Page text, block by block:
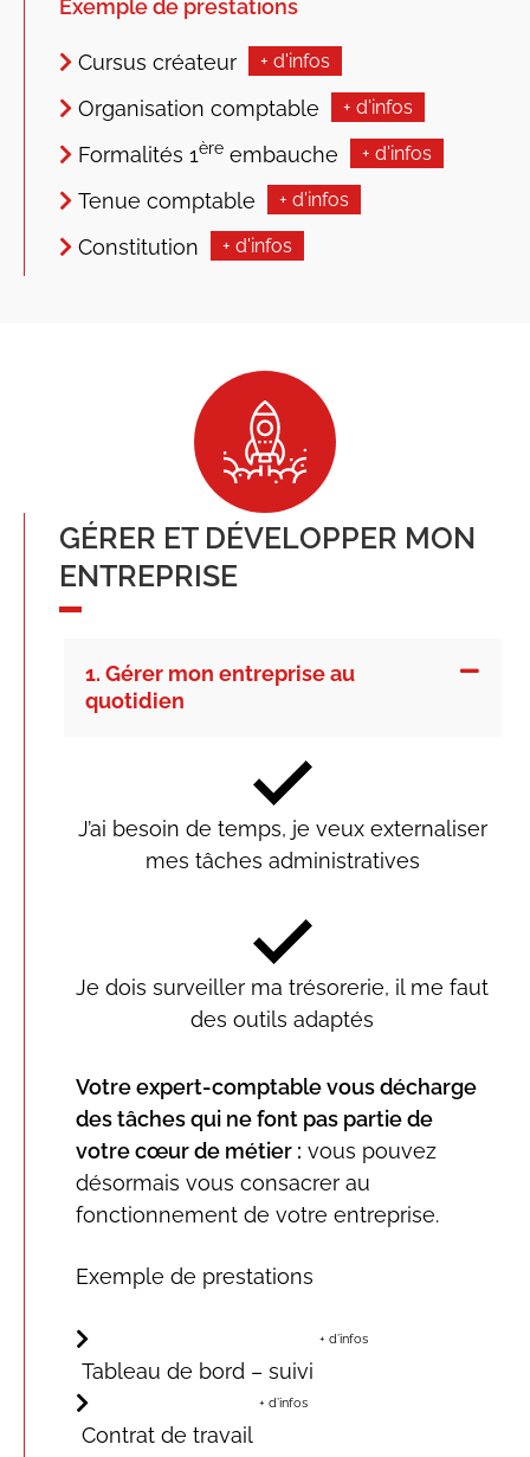
Exemple de prestations
Cursus créateur + d'infos
Organisation comptable + d'infos
Formalités 1èreembauche + d'infos
Tenue comptable + d'infos
Constitution + d'infos
GÉRER ET DÉVELOPPER MON
ENTREPRISE
1. Gérer mon entreprise au
quotidien
J’ai besoin de temps, je veux externaliser
mes tâches administratives
Je dois surveiller ma trésorerie, il me faut
des outils adaptés
Votre expert-comptable vous décharge
des tâches qui ne font pas partie de
votre cœur de métier : vous pouvez
désormais vous consacrer au
fonctionnement de votre entreprise.
Exemple de prestations
Tableau de bord – suivi
+ d’infos
Contrat de travail
+ d’infos